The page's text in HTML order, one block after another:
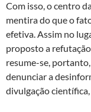
Com isso, o centro
mentira do que o
efetiva. Assim no
proposto a
resume-se,
denunciar a
divulgação